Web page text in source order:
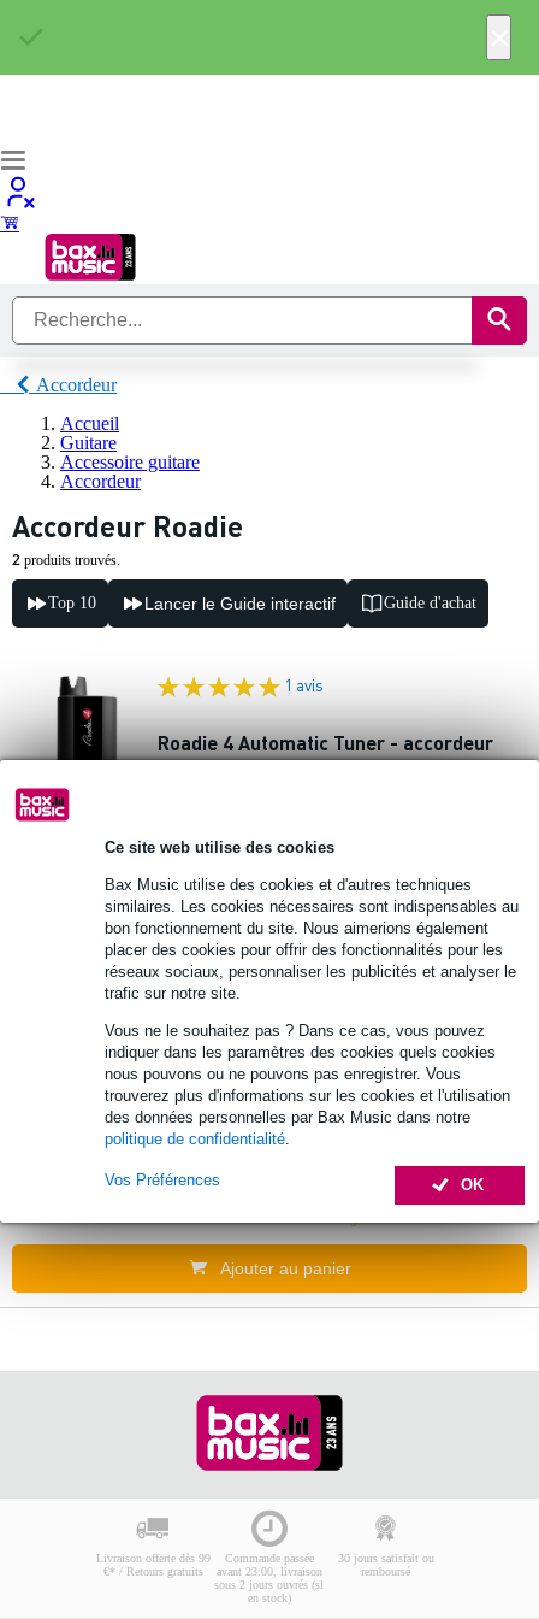
Ce site web utilise des cookies
Bax Music utilise des cookies et d'autres techniques
similaires. Les cookies nécessaires sont indispensables au
bon fonctionnement du site. Nous aimerions également
placer des cookies pour offrir des fonctionnalités pour les
réseaux sociaux, personnaliser les publicités et analyser le
trafic sur notre site.
Vous ne le souhaitez pas ? Dans ce cas, vous pouvez
indiquer dans les paramètres des cookies quels cookies
nous pouvons ou ne pouvons pas enregistrer. Vous
trouverez plus d'informations sur les cookies et l'utilisation
des données personnelles par Bax Music dans notre
politique de confidentialité.
OK
Vos Préférences
Accordeur
Accueil
Guitare
Accessoire guitare
Accordeur
Accordeur Roadie
2 produits trouvés.
Top 10 Lancer le Guide interactif Guide d'achat
🔥HOT & NEW
1 avis
Roadie 4 Automatic Tuner - accordeur
automatique
ouvrés
Ajouter au panier
Roadie Bass Tuner accordeur
automatique pour basse
159 €
Commandez dès maintenant pour une
Ajouter au panier
Livraison offerte dès 99
€* / Retours gratuits
Commande passée
avant 23:00, livraison
sous 2 jours ouvrés (si
en stock)
30 jours satisfait ou
remboursé